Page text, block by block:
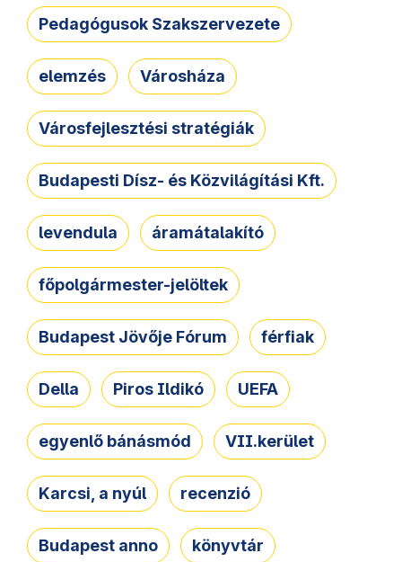
Pedagógusok Szakszervezete
elemzés Városháza
Városfejlesztési stratégiák
Budapesti Dísz- és Közvilágítási Kft.
levendula áramátalakító
főpolgármester-jelöltek
Budapest Jövője Fórum férfiak
Della Piros Ildikó UEFA
egyenlő bánásmód VII.kerület
Karcsi, a nyúl recenzió
Budapest anno könyvtár